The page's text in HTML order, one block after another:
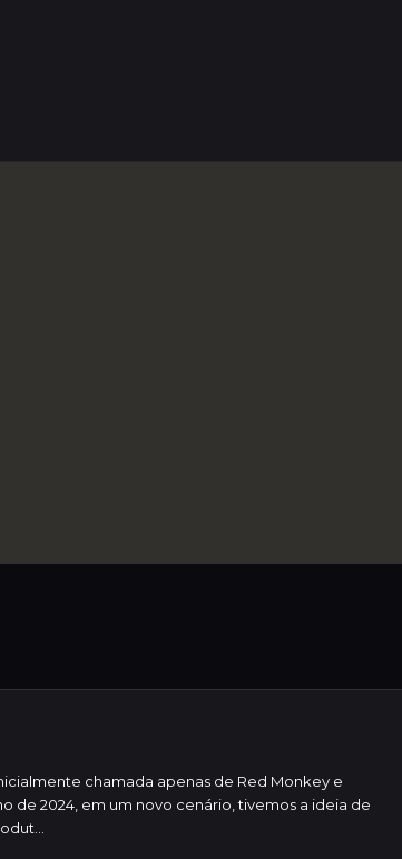
chamada apenas de Red Monkey e
de 2024, em um novo cenário, tivemos a ideia de